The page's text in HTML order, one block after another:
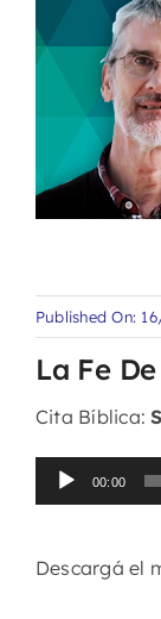
Published On:
La Fe
Cita Bíblica:
Reproductor
de
00:00
Descargá el